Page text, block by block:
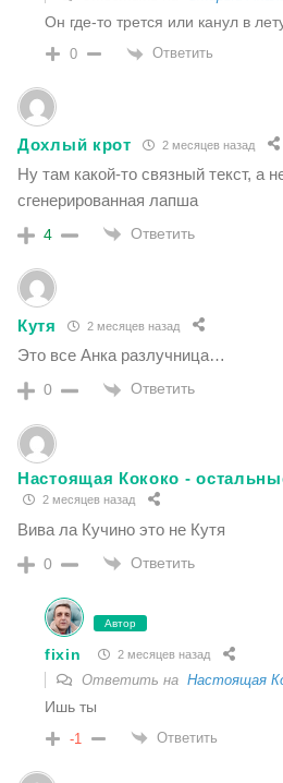
Он где-то трется или канул в
0 Ответить
Дохлый крот 2 месяцев назад
Ну там какой-то связный текст, а
сгенерированная лапша
4 Ответить
Кутя 2 месяцев назад
Это все Анка разлучница…
0 Ответить
Настоящая Кококо -
2 месяцев назад
Вива ла Кучино это не Кутя
0 Ответить
Автор
fixin 2 месяцев назад
Ответить на Настоящая
Ишь ты
-1 Ответить